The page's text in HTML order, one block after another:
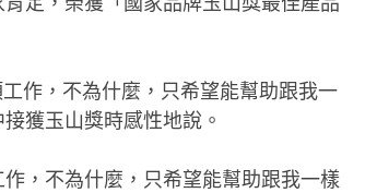
，不為什麼，只希望能幫助跟我一樣